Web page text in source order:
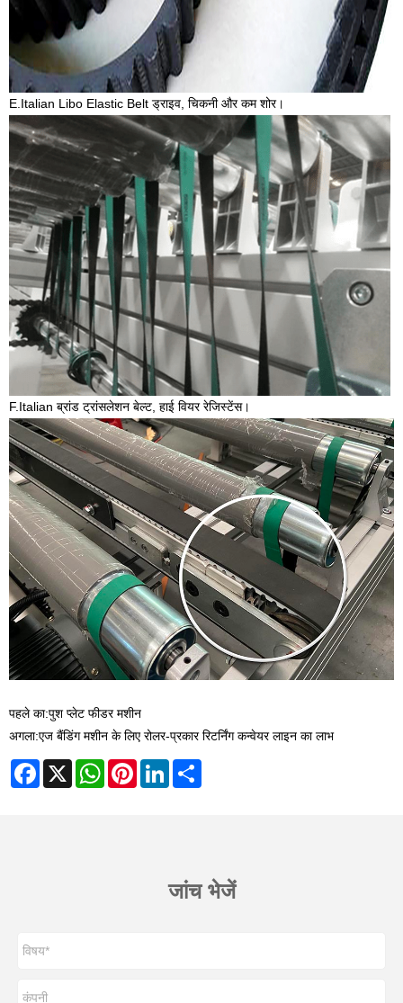
E.Italian Libo Elastic Belt ड्राइव, चिकनी और कम शोर।
F.Italian ब्रांड ट्रांसलेशन बेल्ट, हाई वियर रेजिस्टेंस।
पहले का:पुश प्लेट फीडर मशीन
अगला:एज बैंडिंग मशीन के लिए रोलर-प्रकार रिटर्निंग कन्वेयर लाइन का लाभ
Facebook
X WhatsAppPinterestLinkedIn
जांच भेजें